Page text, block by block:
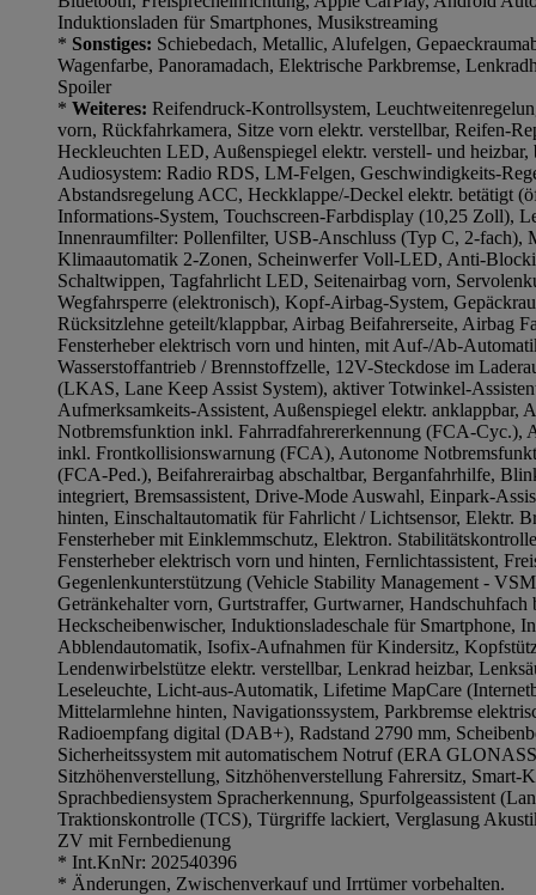
Induktionsladen für Smartphones, Musikstreaming
* Sonstiges: Schiebedach, Metallic, Alufelgen,
Wagenfarbe, Panoramadach, Elektrische Parkbremse,
Spoiler
* Weiteres: Reifendruck-Kontrollsystem,
vorn, Rückfahrkamera, Sitze vorn elektr. verstellbar, Reifen-
Heckleuchten LED, Außenspiegel elektr. verstell- und
Audiosystem: Radio RDS, LM-Felgen, Geschwindigkeits-
Abstandsregelung ACC, Heckklappe/-Deckel elektr. betätigt
Informations-System, Touchscreen-Farbdisplay (10,25 Zoll),
Innenraumfilter: Pollenfilter, USB-Anschluss (Typ C, 2-fach),
Klimaautomatik 2-Zonen, Scheinwerfer Voll-LED, Anti-
Schaltwippen, Tagfahrlicht LED, Seitenairbag vorn,
Wegfahrsperre (elektronisch), Kopf-Airbag-System,
Rücksitzlehne geteilt/klappbar, Airbag Beifahrerseite, Airbag
Fensterheber elektrisch vorn und hinten, mit Auf-/Ab-
Wasserstoffantrieb / Brennstoffzelle, 12V-Steckdose im
(LKAS, Lane Keep Assist System), aktiver Totwinkel-
Aufmerksamkeits-Assistent, Außenspiegel elektr. anklappbar,
Notbremsfunktion inkl. Fahrradfahrererkennung (FCA-Cyc.),
inkl. Frontkollisionswarnung (FCA), Autonome
(FCA-Ped.), Beifahrerairbag abschaltbar, Berganfahrhilfe,
integriert, Bremsassistent, Drive-Mode Auswahl, Einpark-
hinten, Einschaltautomatik für Fahrlicht / Lichtsensor, Elektr.
Fensterheber mit Einklemmschutz, Elektron.
Fensterheber elektrisch vorn und hinten, Fernlichtassistent,
Gegenlenkunterstützung (Vehicle Stability Management -
Getränkehalter vorn, Gurtstraffer, Gurtwarner, Handschuhfach
Heckscheibenwischer, Induktionsladeschale für Smartphone,
Abblendautomatik, Isofix-Aufnahmen für Kindersitz,
Lendenwirbelstütze elektr. verstellbar, Lenkrad heizbar,
Leseleuchte, Licht-aus-Automatik, Lifetime MapCare
Mittelarmlehne hinten, Navigationssystem, Parkbremse
Radioempfang digital (DAB+), Radstand 2790 mm,
Sicherheitssystem mit automatischem Notruf (ERA
Sitzhöhenverstellung, Sitzhöhenverstellung Fahrersitz, Smart-
Sprachbediensystem Spracherkennung, Spurfolgeassistent
Traktionskontrolle (TCS), Türgriffe lackiert, Verglasung
ZV mit Fernbedienung
* Int.KnNr: 202540396
* Änderungen, Zwischenverkauf und Irrtümer vorbehalten.